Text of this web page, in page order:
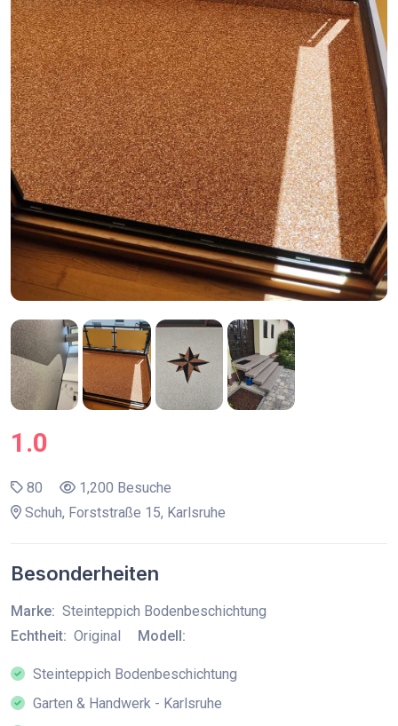
1.0
80
1,200 Besuche
Schuh, Forststraße 15, Karlsruhe
Besonderheiten
Marke: Steinteppich Bodenbeschichtung
Echtheit: Original Modell:
Steinteppich Bodenbeschichtung
Garten & Handwerk - Karlsruhe